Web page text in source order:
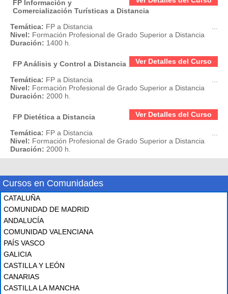
FP Información y
Comercialización Turísticas a Distancia
Temática: FP a Distancia
Nivel: Formación Profesional de Grado Superior a Distancia
Duración: 1400 h.
Ver Detalles del Curso
FP Análisis y Control a Distancia
Temática: FP a Distancia
Nivel: Formación Profesional de Grado Superior a Distancia
Duración: 2000 h.
Ver Detalles del Curso
FP Dietética a Distancia
Temática: FP a Distancia
Nivel: Formación Profesional de Grado Superior a Distancia
Duración: 2000 h.
Cursos en Comunidades
CATALUÑA
COMUNIDAD DE MADRID
ANDALUCÍA
COMUNIDAD VALENCIANA
PAÍS VASCO
GALICIA
CASTILLA Y LEÓN
CANARIAS
CASTILLA LA MANCHA